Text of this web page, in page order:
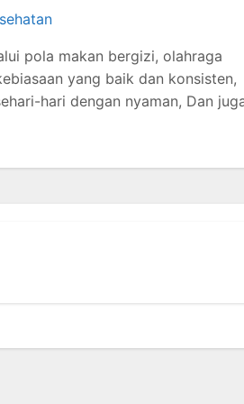
pola makan bergizi, olahraga
yang baik dan konsisten,
hari dengan nyaman, Dan